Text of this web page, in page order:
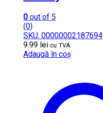
0 out of 5
(0)
SKU: 00000002187694
9.99 lei cu TVA
Adaugă în coș